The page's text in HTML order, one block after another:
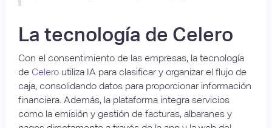
La tecnología de Celero
Con el consentimiento de las empresas, la tecnología
de Celero utiliza IA para clasificar y organizar el flujo de
caja, consolidando datos para proporcionar información
financiera. Además, la plataforma integra servicios
como la emisión y gestión de facturas, albaranes y